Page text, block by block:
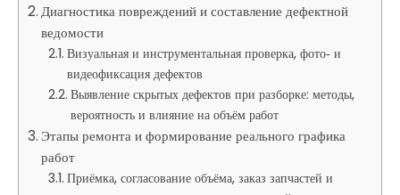
Диагностика повреждений и составление дефектной
ведомости
Визуальная и инструментальная проверка, фото‑ и
видеофиксация дефектов
Выявление скрытых дефектов при разборке: методы,
вероятность и влияние на объём работ
Этапы ремонта и формирование реального графика
работ
Приёмка, согласование объёма, заказ запчастей и